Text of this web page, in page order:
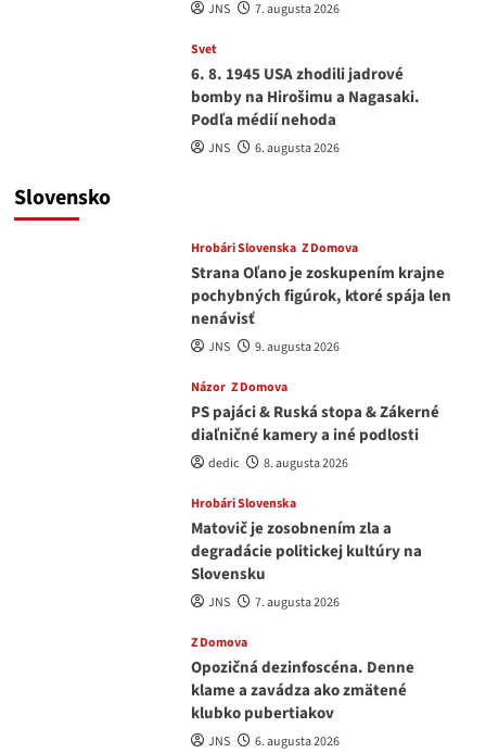
JNS 7. augusta 2026
Svet
6. 8. 1945 USA zhodili jadrové
bomby na Hirošimu a Nagasaki.
Podľa médií nehoda
JNS 6. augusta 2026
Slovensko
Hrobári Slovenska Z Domova
Strana Oľano je zoskupením krajne
pochybných figúrok, ktoré spája len
nenávisť
JNS 9. augusta 2026
Názor Z Domova
PS pajáci & Ruská stopa & Zákerné
diaľničné kamery a iné podlosti
dedic 8. augusta 2026
Hrobári Slovenska
Matovič je zosobnením zla a
degradácie politickej kultúry na
Slovensku
JNS 7. augusta 2026
Z Domova
Opozičná dezinfoscéna. Denne
klame a zavádza ako zmätené
klubko pubertiakov
JNS 6. augusta 2026